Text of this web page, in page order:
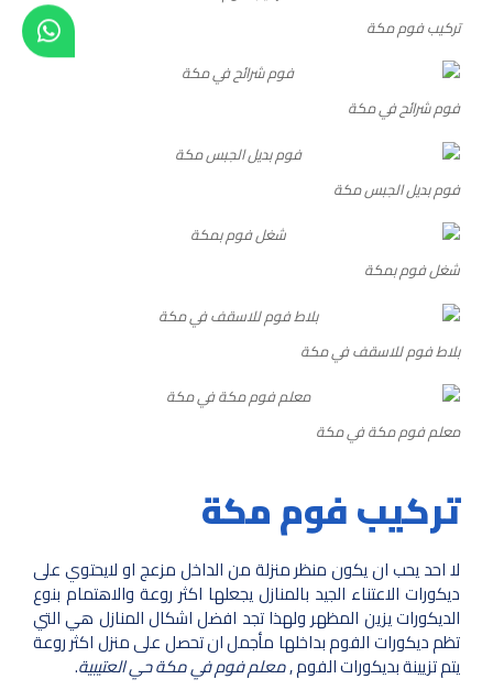
تركيب فوم مكة
فوم شرائح في مكة
فوم بديل الجبس مكة
شغل فوم بمكة
بلاط فوم للاسقف في مكة
معلم فوم مكة في مكة
تركيب فوم مكة
لا احد يحب ان يكون منظر منزلة من الداخل مزعج او لايحتوي على
ديكورات الاعتناء الجيد بالمنازل يجعلها اكثر روعة والاهتمام بنوع
الديكورات يزين المظهر ولهذا تجد افضل اشكال المنازل هي التي
تظم ديكورات الفوم بداخلها مأجمل ان تحصل على منزل اكثر روعة
يتم تزيينة بديكورات الفوم ,معلم فوم في مكة حي العتيبية.